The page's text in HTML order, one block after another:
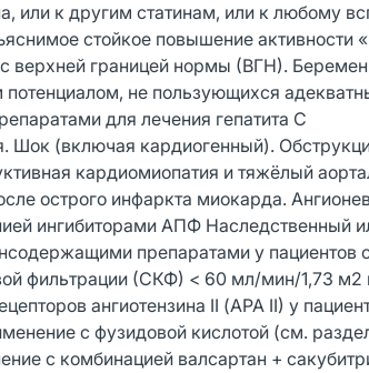
или к другим статинам, или к любому
стойкое повышение активности
верхней границей нормы (ВГН).
не пользующихся
для лечения гепатита С
Шок (включая кардиогенный).
кардиомиопатия и тяжёлый
острого инфаркта миокарда.
ингибиторами АПФ Наследственный
препаратами у пациентов
фильтрации (СКФ) < 60 мл/мин/1,73
ангиотензина II (АРА II) у
с фузидовой кислотой (см.
с комбинацией валсартан +